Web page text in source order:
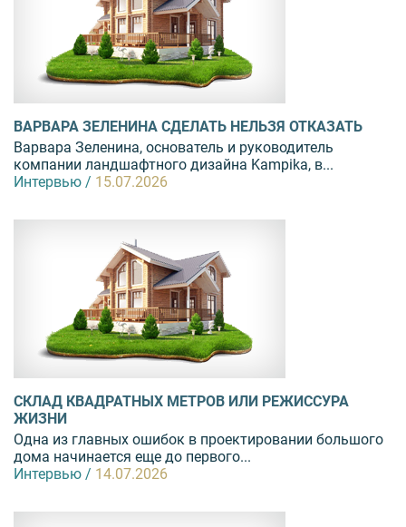
ВАРВАРА ЗЕЛЕНИНА СДЕЛАТЬ НЕЛЬЗЯ ОТКАЗАТЬ
Варвара Зеленина, основатель и руководитель
компании ландшафтного дизайна Kampika, в...
Интервью / 15.07.2026
СКЛАД КВАДРАТНЫХ МЕТРОВ ИЛИ РЕЖИССУРА
ЖИЗНИ
Одна из главных ошибок в проектировании большого
дома начинается еще до первого...
Интервью / 14.07.2026